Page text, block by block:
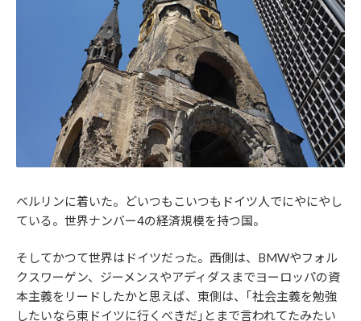
ベルリンに着いた。どいつもこいつもドイツ人でにやにやし
ている。世界ナンバー4の経済規模を持つ国。
そしてかつて世界はドイツだった。西側は、BMWやフォル
クスワーゲン、ジーメンスやアディダスまでヨーロッパの資
本主義をリードしたかと思えば、東側は、｢社会主義を勉強
したいなら東ドイツに行くべきだ｣とまで言われてたみたい